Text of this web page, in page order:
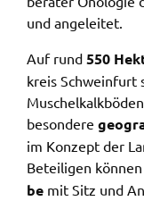
und ange­lei­tet.
Auf rund 550
kreis Schwein­furt
beson­de­re
im Konzept der
Betei­li­gen können
be mit Sitz und
Anbieter:
Zweck:
Anzeige
BayernAtlas
Name: